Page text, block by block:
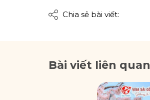
Chia sẻ bài viết:
Bài viết liên quan